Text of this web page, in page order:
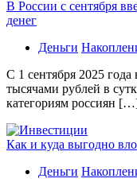
В России с сентября
денег
Деньги
С 1 сентября 2025
тысячами рублей в
категориям россиян
Как и куда выгодно
Деньги